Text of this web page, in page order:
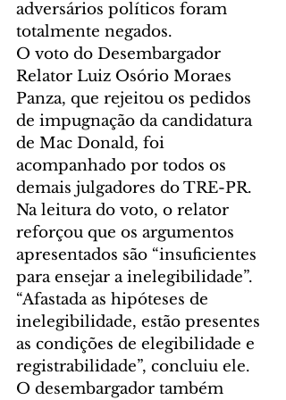
adversários políticos foram
totalmente negados.
O voto do Desembargador
Relator Luiz Osório Moraes
Panza, que rejeitou os pedidos
de impugnação da candidatura
de Mac Donald, foi
acompanhado por todos os
demais julgadores do TRE-PR.
Na leitura do voto, o relator
reforçou que os argumentos
apresentados são “insuficientes
para ensejar a inelegibilidade”.
“Afastada as hipóteses de
inelegibilidade, estão presentes
as condições de elegibilidade e
registrabilidade”, concluiu ele.
O desembargador também